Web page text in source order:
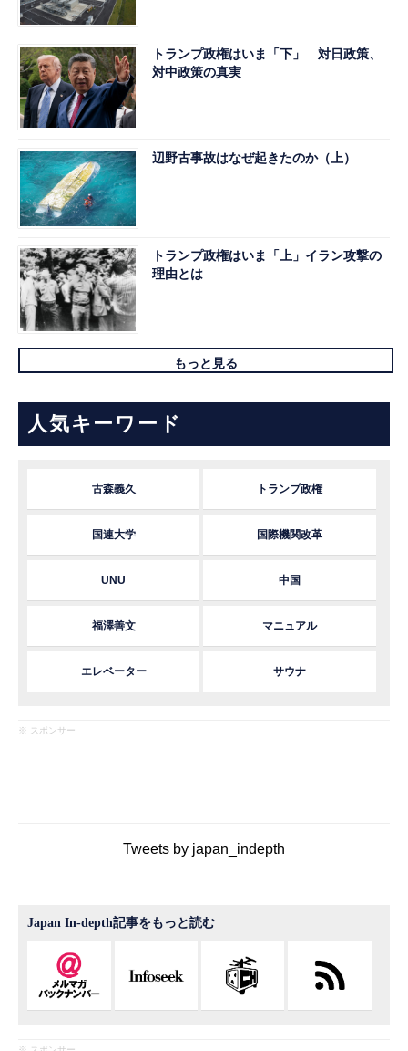
トランプ政権はいま「下」 対日政策、
対中政策の真実
辺野古事故はなぜ起きたのか（上）
トランプ政権はいま「上」イラン攻撃の
理由とは
もっと見る
人気キーワード
古森義久 トランプ政権
国連大学 国際機関改革
UNU 中国
福澤善文 マニュアル
エレベーター サウナ
※ スポンサー
Tweets by japan_indepth
Japan In-depth記事をもっと読む